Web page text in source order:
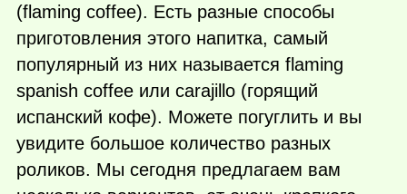
(flaming coffee). Есть разные способы
приготовления этого напитка, самый
популярный из них называется flaming
spanish coffee или carajillo (горящий
испанский кофе). Можете погуглить и вы
увидите большое количество разных
роликов. Мы сегодня предлагаем вам